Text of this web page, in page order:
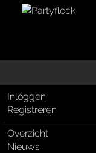
Inloggen
Registreren
Overzicht
Nieuws